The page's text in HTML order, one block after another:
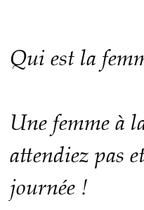
Qui est la
Une femme à
attendiez pas
journée !